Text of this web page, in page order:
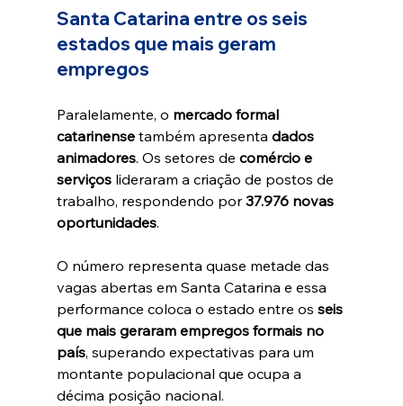
Santa Catarina entre os seis
estados que mais geram
empregos
Paralelamente, o mercado formal
catarinense também apresenta dados
animadores. Os setores de comércio e
serviços lideraram a criação de postos de
trabalho, respondendo por 37.976 novas
oportunidades.
O número representa quase metade das
vagas abertas em Santa Catarina e essa
performance coloca o estado entre os seis
que mais geraram empregos formais no
país, superando expectativas para um
montante populacional que ocupa a
décima posição nacional.